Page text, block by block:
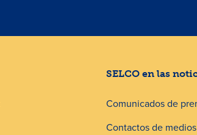
SELCO en las
Comunicados de
Contactos de medios